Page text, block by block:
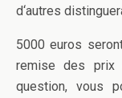
d‘autres
5000 euros
remise des prix
question, vous